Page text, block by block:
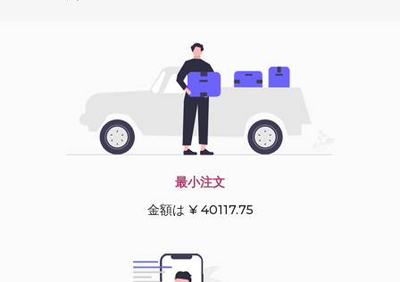
最小注文
金額は ¥ 40117.75